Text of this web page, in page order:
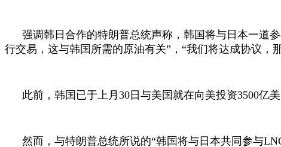
强调韩日合作的特朗普总统声称，韩国将与日本一道
行交易，这与韩国所需的原油有关”，“我们将达成协议，
此前，韩国已于上月30日与美国就在向美投资3500亿
然而，与特朗普总统所说的“韩国将与日本共同参与